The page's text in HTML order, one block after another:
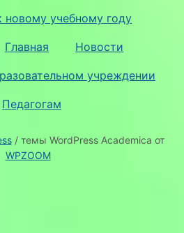
учебному году
Главная Новости
учреждении
Педагогам
/ темы WordPress Academica от
WPZOOM